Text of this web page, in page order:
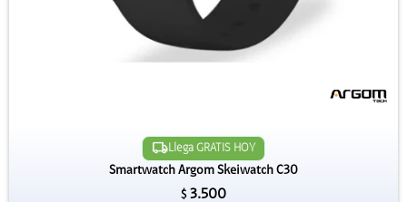
Llega GRATIS HOY
Smartwatch Argom Skeiwatch C30
$ 3.500